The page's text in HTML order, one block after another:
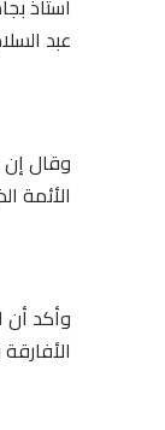
أستاذ
عبد
الأئمة
وأكد أن